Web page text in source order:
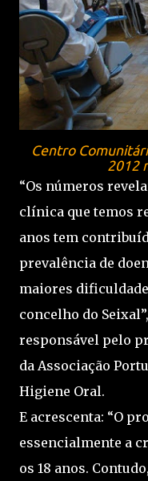
Centro
2012
“Os números
clínica que temos
anos tem
prevalência de
maiores
concelho do
responsável pelo
da Associação
Higiene Oral.
E acrescenta: “O
essencialmente a
os 18 anos.